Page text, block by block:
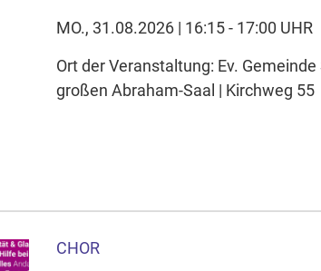
MO., 31.08.2026 | 16:15 - 17:00 UHR
Ort der Veranstaltung: Ev.
großen Abraham-Saal | Kirchweg 55
CHOR